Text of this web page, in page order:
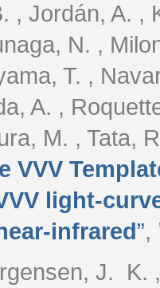
, Jordán, A.
N. ,
T. ,
A. ,
M. , Tata,
VVV
light-
infrared”,
J.